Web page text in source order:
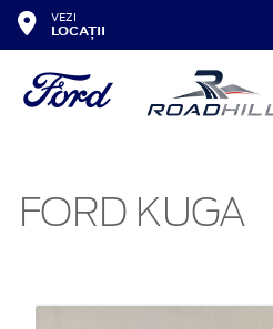
VEZI
LOCAȚII
FORD KUGA